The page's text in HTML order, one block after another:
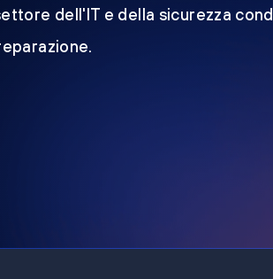
dell'IT e della sicurezza